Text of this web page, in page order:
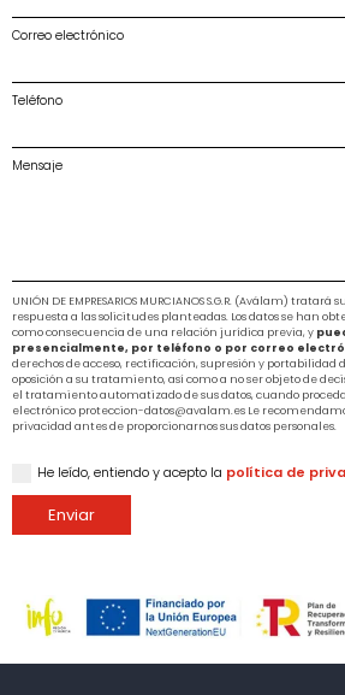
Correo electrónico
Teléfono
Mensaje
UNIÓN DE EMPRESARIOS MURCIANOS S.G.R. (Aválam)
respuesta a las solicitudes planteadas. Los datos se han
como consecuencia de una relación jurídica previa, y
presencialmente, por teléfono o por correo
derechos de acceso, rectificación, supresión y portabilidad
oposición a su tratamiento, así como a no ser objeto de
el tratamiento automatizado de sus datos, cuando
electrónico proteccion-datos@avalam.es Le
privacidad antes de proporcionarnos sus datos personales.
He leído, entiendo y acepto la política de
Enviar